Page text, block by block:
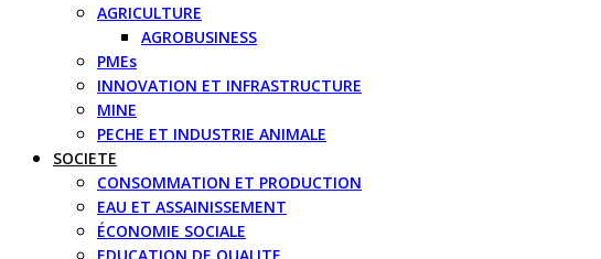
AGRICULTURE
AGROBUSINESS
PMEs
INNOVATION ET INFRASTRUCTURE
MINE
PECHE ET INDUSTRIE ANIMALE
SOCIETE
CONSOMMATION ET PRODUCTION
EAU ET ASSAINISSEMENT
ÉCONOMIE SOCIALE